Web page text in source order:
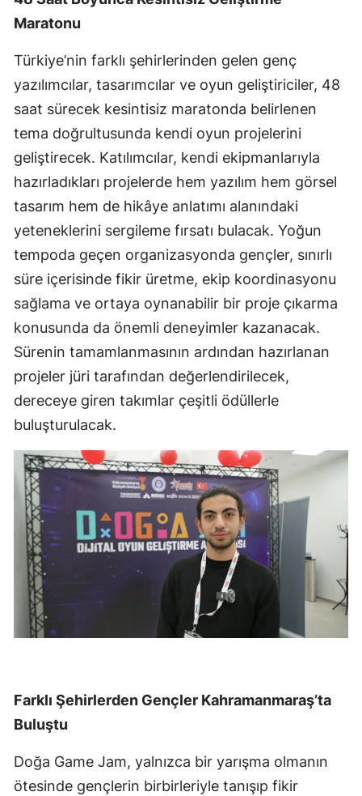
Maratonu
Türkiye’nin farklı şehirlerinden gelen genç
yazılımcılar, tasarımcılar ve oyun geliştiriciler, 48
saat sürecek kesintisiz maratonda belirlenen
tema doğrultusunda kendi oyun projelerini
geliştirecek. Katılımcılar, kendi ekipmanlarıyla
hazırladıkları projelerde hem yazılım hem görsel
tasarım hem de hikâye anlatımı alanındaki
yeteneklerini sergileme fırsatı bulacak. Yoğun
tempoda geçen organizasyonda gençler, sınırlı
süre içerisinde fikir üretme, ekip koordinasyonu
sağlama ve ortaya oynanabilir bir proje çıkarma
konusunda da önemli deneyimler kazanacak.
Sürenin tamamlanmasının ardından hazırlanan
projeler jüri tarafından değerlendirilecek,
dereceye giren takımlar çeşitli ödüllerle
buluşturulacak.
Farklı Şehirlerden Gençler Kahramanmaraş’ta
Buluştu
Doğa Game Jam, yalnızca bir yarışma olmanın
ötesinde gençlerin birbirleriyle tanışıp fikir